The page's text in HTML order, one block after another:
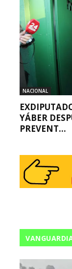
NACIONAL
YÁBER
PREVENT...